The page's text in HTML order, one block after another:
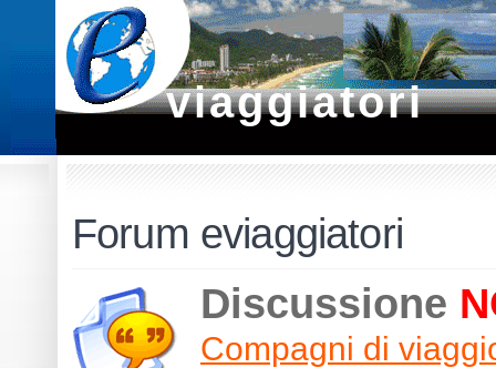
viaggiatori
Forum eviaggiatori
Discussione
Compagni di